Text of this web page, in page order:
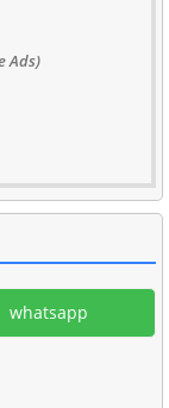
Ads)
whatsapp